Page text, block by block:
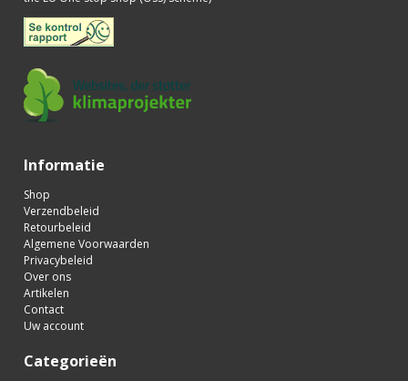
Informatie
Shop
Verzendbeleid
Retourbeleid
Algemene Voorwaarden
Privacybeleid
Over ons
Artikelen
Contact
Uw account
Categorieën